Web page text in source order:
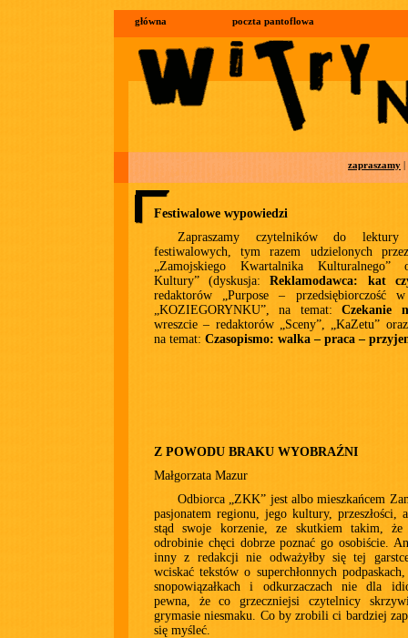
główna poczta pantoflowa
zapraszamy |
Festiwalowe wypowiedzi
Zapraszamy czytelników do lektury
festiwalowych, tym razem udzielonych
„Zamojskiego Kwartalnika Kulturalnego”
Kultury” (dyskusja:Reklamodawca: kat
redaktorów „Purpose – przedsiębiorczość
„KOZIEGORYNKU”, na temat:Czekanie
wreszcie – redaktorów „Sceny”, „KaZetu”
na temat: Czasopismo: walka – praca –
Z POWODU BRAKU WYOBRAŹNI
Małgorzata Mazur
Odbiorca „ZKK” jest albo mieszkańcem
pasjonatem regionu, jego kultury, przeszłości,
stąd swoje korzenie, ze skutkiem takim, że
odrobinie chęci dobrze poznać go osobiście.
inny z redakcji nie odważyłby się tej
wciskać tekstów o superchłonnych
snopowiązałkach i odkurzaczach nie dla
pewna, że co grzeczniejsi czytelnicy
grymasie niesmaku. Co by zrobili ci bardziej
się myśleć.